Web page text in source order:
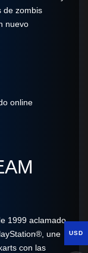
de zombis
nuevo
online
1999 aclamado
une
con las
USD